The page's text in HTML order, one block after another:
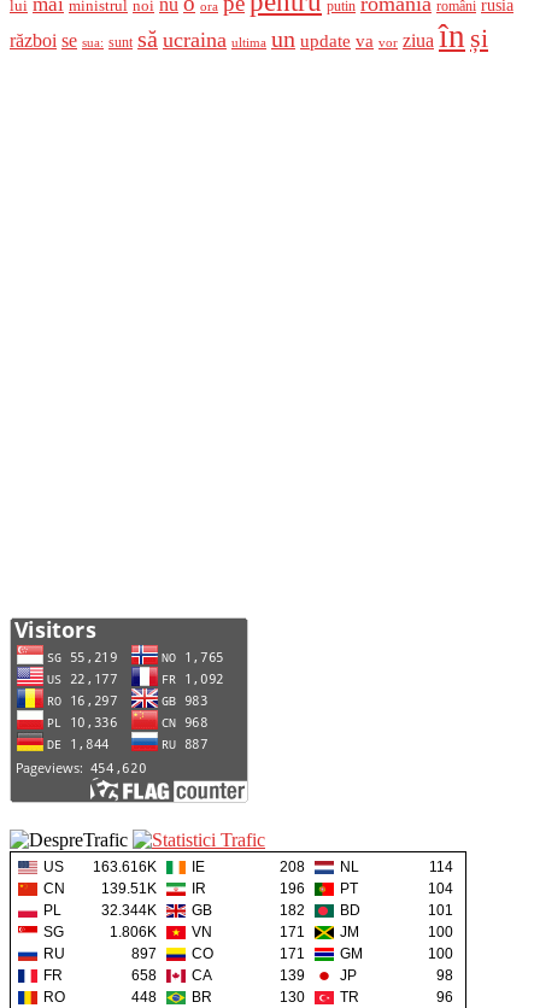
lui ministrul noi ora putin români rusia
război se sua: sunt să ucraina ultima un update va vor ziua în și
US 163.616K IE 208 NL
114
CN
139.51K IR 196 PT
104
PL
32.344K GB 182 BD
101
SG
1.806K VN 171 JM
100
RU
897 CO 171 GM
100
FR
658 CA 139 JP
98
RO
448 BR 130 TR
96